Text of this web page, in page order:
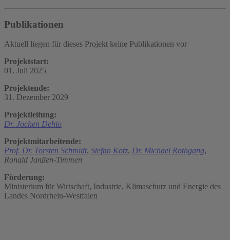
Publikationen
Aktuell liegen für dieses Projekt keine Publikationen vor
Projektstart:
01. Juli 2025
Projektende:
31. Dezember 2029
Projektleitung:
Dr. Jochen Dehio
Projektmitarbeitende:
Prof. Dr. Torsten Schmidt, Stefan Kotz, Dr. Michael Rothgang,
Ronald Janßen-Timmen
Förderung:
Ministerium für Wirtschaft, Industrie, Klimaschutz und Energie des
Landes Nordrhein-Westfalen